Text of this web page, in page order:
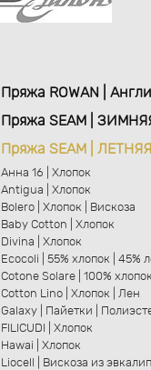
Пряжа ROWAN |
Пряжа SEAM |
Пряжа SEAM |
Анна 16 | Хлопок
Antigua | Хлопок
Bolero | Хлопок | Вискоза
Baby Cotton | Хлопок
Divina | Хлопок
Ecocoli | 55% хлопок | 45%
Cotone Solare | 100% хлопок
Cotton Lino | Хлопок | Лен
Galaxy | Пайетки |
FILICUDI | Хлопок
Hawai | Хлопок
Liocell | Вискоза из